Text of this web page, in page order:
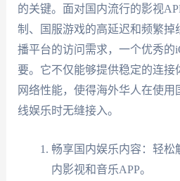
的关键。面对国内流行的影视
制、国服游戏的高延迟和频繁掉
播平台的访问需求，一个优秀的
要。它不仅能够提供稳定的连接
网络性能，使得海外华人在使
线娱乐时无缝接入。
畅享国内娱乐内容：轻松
内影视和音乐APP。